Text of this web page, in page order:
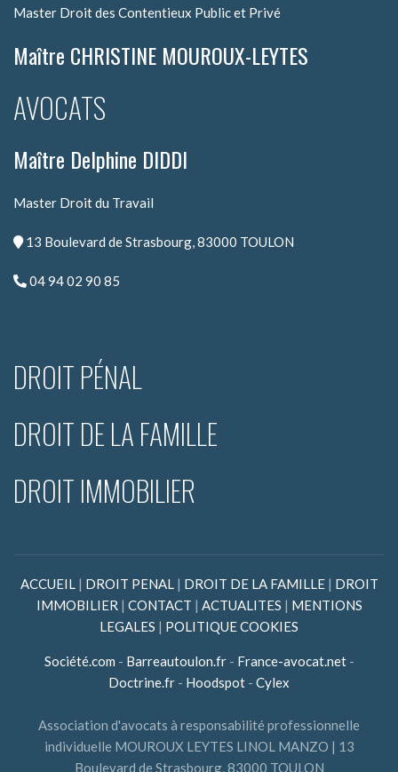
Master Droit des Contentieux Public et Privé
Maître CHRISTINE MOUROUX-LEYTES
AVOCATS
Maître Delphine DIDDI
Master Droit du Travail
13 Boulevard de Strasbourg, 83000 TOULON
04 94 02 90 85
DROIT PÉNAL
DROIT DE LA FAMILLE
DROIT IMMOBILIER
ACCUEIL| DROIT PENAL| DROIT DE LA FAMILLE| DROIT
IMMOBILIER | CONTACT | ACTUALITES | MENTIONS
LEGALES | POLITIQUE COOKIES
Société.com - Barreautoulon.fr- France-avocat.net-
Doctrine.fr - Hoodspot - Cylex
Association d'avocats à responsabilité professionnelle
individuelle MOUROUX LEYTES LINOL MANZO | 13
Boulevard de Strasbourg, 83000 TOULON